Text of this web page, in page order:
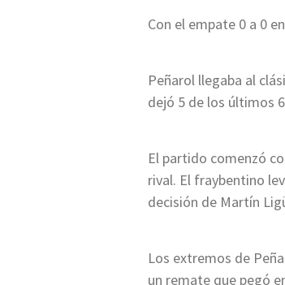
Con el empate 0 a 0
Peñarol llegaba al
dejó 5 de los últimos
El partido comenzó
rival. El fraybentino
decisión de Martín
Los extremos de
un remate que pegó